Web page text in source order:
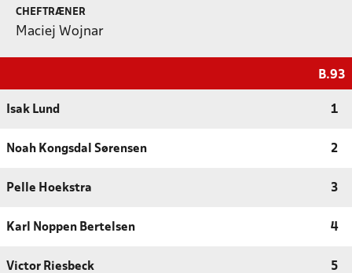
CHEFTRÆNER
Maciej Wojnar
B.93
Isak Lund 1
Noah Kongsdal Sørensen 2
Pelle Hoekstra 3
Karl Noppen Bertelsen 4
Victor Riesbeck 5